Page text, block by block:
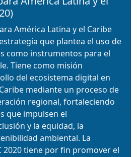
América Latina y el Caribe
que plantea el uso de
como instrumentos para el
Tiene como misión
del ecosistema digital en
mediante un proceso de
regional, fortaleciendo
que impulsen el
y la equidad, la
ambiental. La
2020 tiene por fin promover el